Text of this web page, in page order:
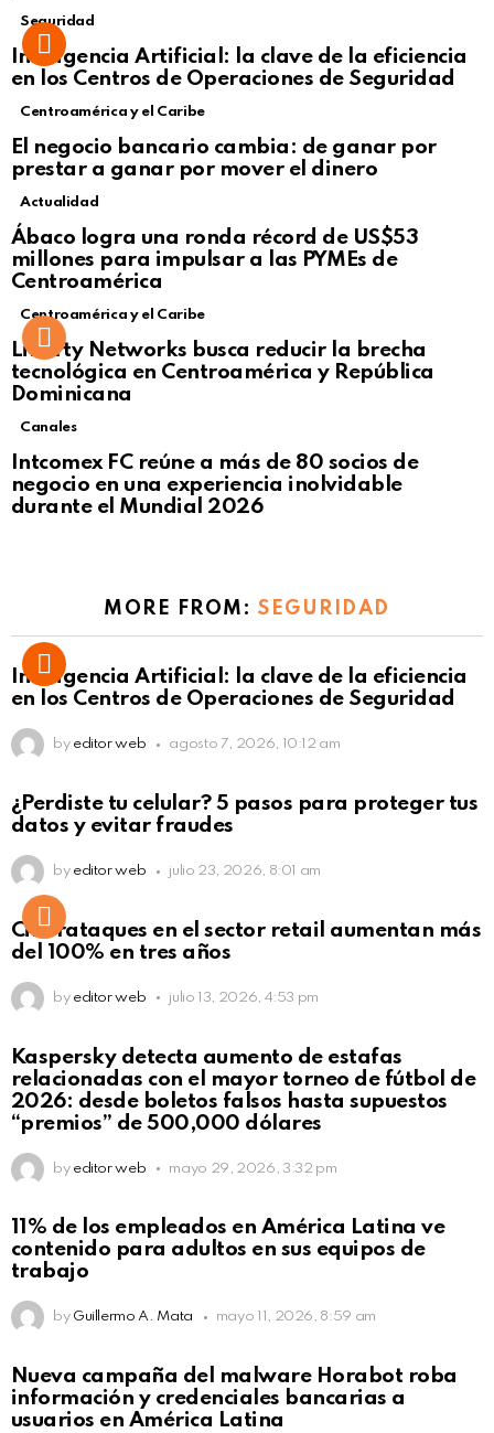
Seguridad
Inteligencia Artificial: la clave de la eficiencia
en los Centros de Operaciones de Seguridad
Centroamérica y el Caribe
El negocio bancario cambia: de ganar por
prestar a ganar por mover el dinero
Not Safe For Work
Click to view this post
Actualidad
Ábaco logra una ronda récord de US$53
millones para impulsar a las PYMEs de
Centroamérica
Centroamérica y el Caribe
Liberty Networks busca reducir la brecha
tecnológica en Centroamérica y República
Dominicana
Canales
Intcomex FC reúne a más de 80 socios de
negocio en una experiencia inolvidable
durante el Mundial 2026
MORE FROM:SEGURIDAD
Inteligencia Artificial: la clave de la eficiencia
en los Centros de Operaciones de Seguridad
by editor web agosto 7, 2026, 10:12 am
¿Perdiste tu celular? 5 pasos para proteger tus
datos y evitar fraudes
by editor web julio 23, 2026, 8:01 am
Ciberataques en el sector retail aumentan más
del 100% en tres años
by editor web julio 13, 2026, 4:53 pm
Kaspersky detecta aumento de estafas
relacionadas con el mayor torneo de fútbol de
2026: desde boletos falsos hasta supuestos
“premios” de 500,000 dólares
by editor web mayo 29, 2026, 3:32 pm
11% de los empleados en América Latina ve
contenido para adultos en sus equipos de
trabajo
by Guillermo A. Mata mayo 11, 2026, 8:59 am
Nueva campaña del malware Horabot roba
información y credenciales bancarias a
usuarios en América Latina